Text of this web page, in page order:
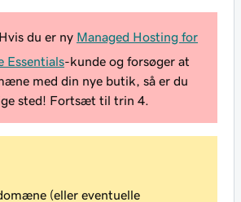
Hvis du er ny Managed Hosting for
Essentials-kunde og forsøger at
med din nye butik, så er du
sted! Fortsæt til trin 4.
(eller eventuelle